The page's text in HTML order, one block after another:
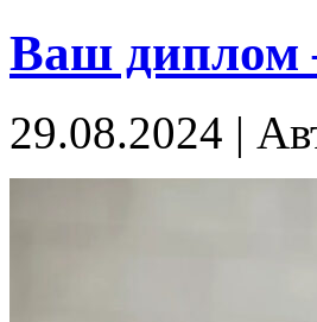
Ваш диплом
29.08.2024 |